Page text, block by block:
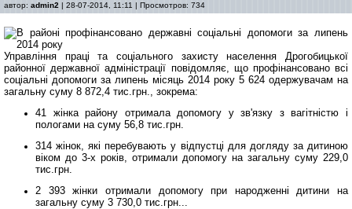
автор: admin2 | 28-07-2014, 11:11 | Просмотров: 734
Управління праці та соціального захисту населення Дрогобицької
районної державної адміністрації повідомляє, що профінансовано всі
соціальні допомоги за липень місяць 2014 року 5 624 одержувачам на
загальну суму 8 872,4 тис.грн., зокрема:
41 жінка району отримала допомогу у зв'язку з вагітністю і
пологами на суму 56,8 тис.грн.
314 жінок, які перебувають у відпустці для догляду за дитиною
віком до 3-х років, отримали допомогу на загальну суму 229,0
тис.грн.
2 393 жінки отримали допомогу при народженні дитини на
загальну суму 3 730,0 тис.грн...